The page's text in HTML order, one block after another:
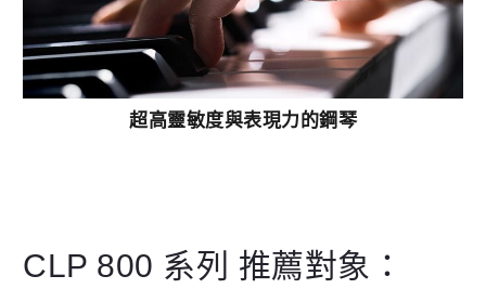
超高靈敏度與表現力的鋼琴
CLP 800 系列 推薦對象：